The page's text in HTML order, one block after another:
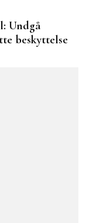
Undgå
beskyttelse